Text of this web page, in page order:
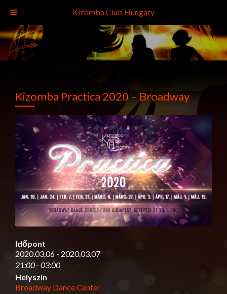
Kizomba Practica 2020 – Broadway
Időpont
2020.03.06 - 2020.03.07
21:00 - 03:00
Helyszín
Broadway Dance Center
Kizomba Club Hungary